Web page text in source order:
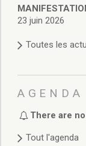
Conseils
23 juin 2026
Toutes les
AGENDA
There are
Tout l'agenda